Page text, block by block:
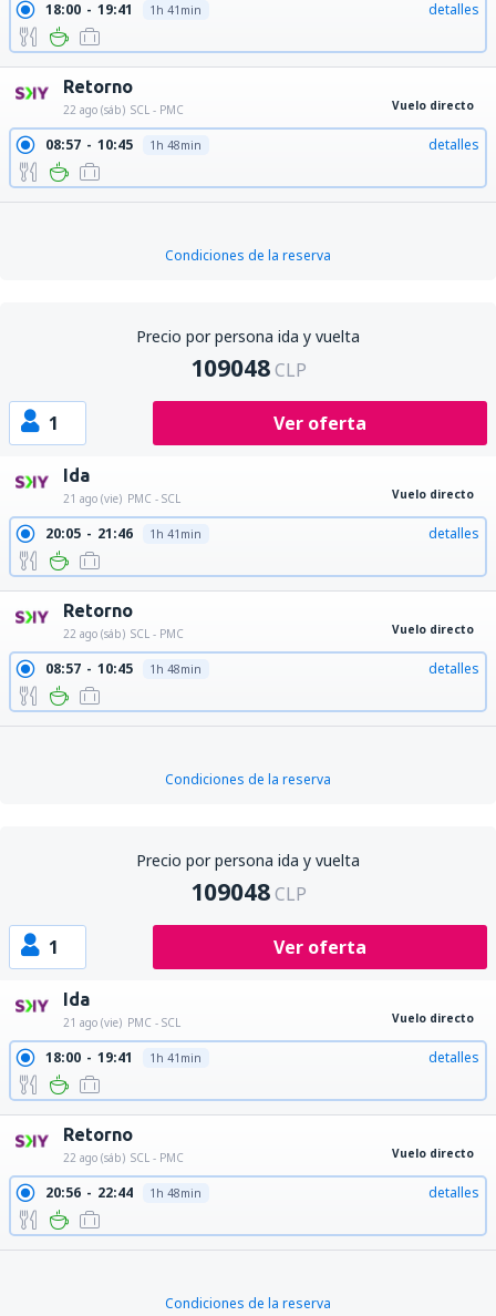
18:00 19:41 1h 41min detalles
Retorno
22 ago (sáb) SCL - PMC Vuelo directo
08:57 10:45 1h 48min detalles
Condiciones de la reserva
Precio por persona ida y vuelta
109048 CLP
1 Ver oferta
Ida
21 ago (vie) PMC - SCL Vuelo directo
20:05 21:46 1h 41min detalles
Retorno
22 ago (sáb) SCL - PMC Vuelo directo
08:57 10:45 1h 48min detalles
Condiciones de la reserva
Precio por persona ida y vuelta
109048 CLP
1 Ver oferta
Ida
21 ago (vie) PMC - SCL Vuelo directo
18:00 19:41 1h 41min detalles
Retorno
22 ago (sáb) SCL - PMC Vuelo directo
20:56 22:44 1h 48min detalles
Condiciones de la reserva